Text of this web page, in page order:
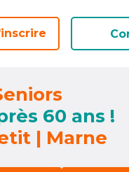
60 ans !
| Marne